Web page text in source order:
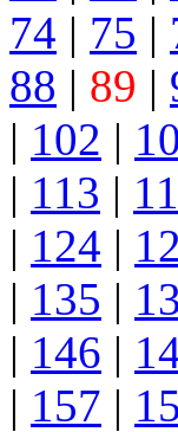
74 | 75 |
88 | 89 |
| 102 |
| 113 |
| 124 |
| 135 |
| 146 |
| 157 |